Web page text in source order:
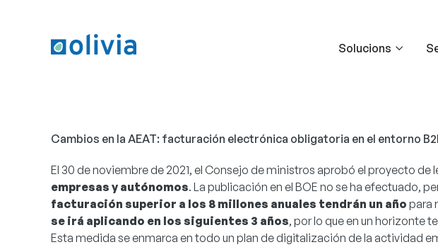
Solucions
Cambios en la AEAT: facturación electrónica obligatoria en el entorno
El 30 de noviembre de 2021, el Consejo de ministros aprobó el proyecto de
empresas y autónomos. La publicación en el BOE no se ha efectuado,
facturación superior a los 8 millones anuales tendrán un año para
se irá aplicando en los siguientes 3 años, por lo que en un horizonte
Esta medida se enmarca en todo un plan de digitalización de la actividad